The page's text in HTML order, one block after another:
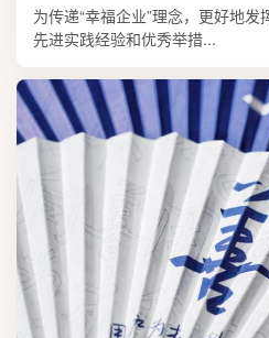
为传递“幸福企业”理念，更好地
先进实践经验和优秀举措...